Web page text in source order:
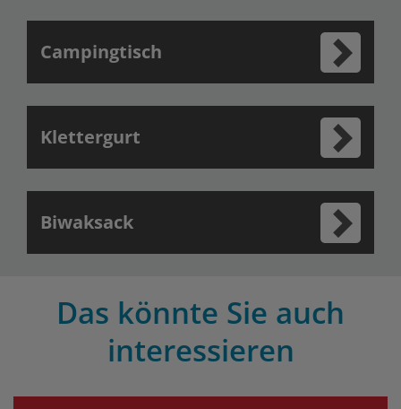
Campingtisch
Klettergurt
Biwaksack
Das könnte Sie auch
interessieren